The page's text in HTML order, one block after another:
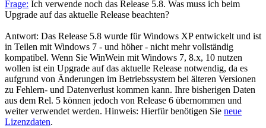
Frage: Ich verwende noch das Release 5.8. Was muss ich beim
Upgrade auf das aktuelle Release beachten?
Antwort: Das Release 5.8 wurde für Windows XP entwickelt und ist
in Teilen mit Windows 7 - und höher - nicht mehr vollständig
kompatibel. Wenn Sie WinWein mit Windows 7, 8.x, 10 nutzen
wollen ist ein Upgrade auf das aktuelle Release notwendig, da es
aufgrund von Änderungen im Betriebssystem bei älteren Versionen
zu Fehlern- und Datenverlust kommen kann. Ihre bisherigen Daten
aus dem Rel. 5 können jedoch von Release 6 übernommen und
weiter verwendet werden. Hinweis: Hierfür benötigen Sie neue
Lizenzdaten.